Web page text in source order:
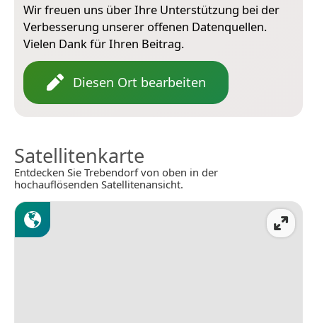
Wir freuen uns über Ihre Unterstützung bei der
Verbesserung unserer offenen Datenquellen.
Vielen Dank für Ihren Beitrag.
Diesen Ort bearbeiten
Satellitenkarte
Entdecken Sie Trebendorf von oben in der
hochauflösenden Satellitenansicht.